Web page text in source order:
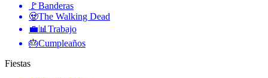
🚩Banderas
🧟The Walking Dead
💼📊 Trabajo
🎂Cumpleaños
Fiestas